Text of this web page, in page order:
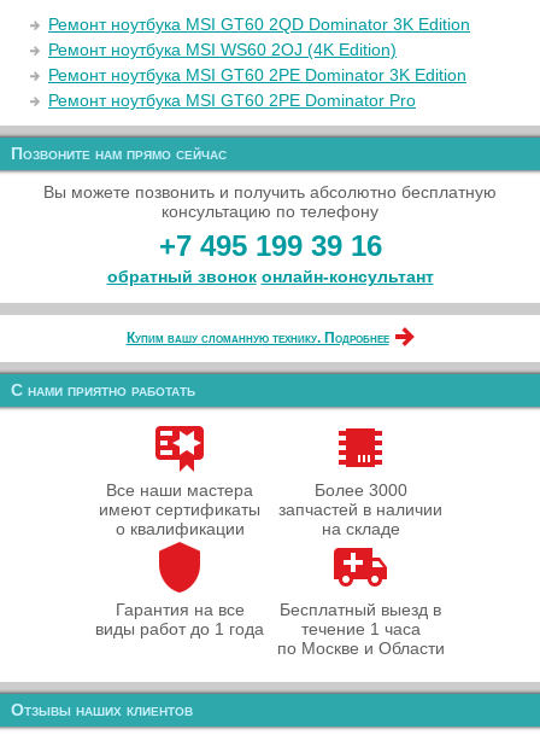
Ремонт ноутбука MSI GT60 2QD Dominator 3K Edition
Ремонт ноутбука MSI WS60 2OJ (4K Edition)
Ремонт ноутбука MSI GT60 2PE Dominator 3K Edition
Ремонт ноутбука MSI GT60 2PE Dominator Pro
Позвоните нам прямо сейчас
Вы можете позвонить и получить абсолютно бесплатную
консультацию по телефону
+7 495 199 39 16
обратный звонок онлайн‑консультант
Купим вашу сломанную технику. Подробнее
С нами приятно работать
Все наши мастера
имеют сертификаты
о квалификации
Более 3000
запчастей в наличии
на складе
Гарантия на все
виды работ до 1 года
Бесплатный выезд в
течение 1 часа
по Москве и Области
Отзывы наших клиентов